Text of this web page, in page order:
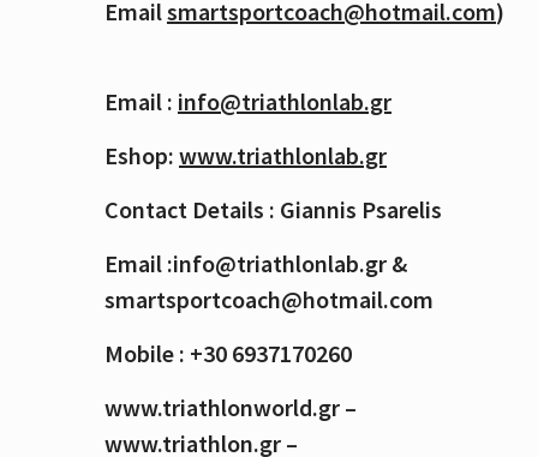
Emailsmartsportcoach@hotmail.com)
Email : info@triathlonlab.gr
Eshop: www.triathlonlab.gr
Contact Details : Giannis Psarelis
Email :info@triathlonlab.gr &
smartsportcoach@hotmail.com
Mobile : +30 6937170260
www.triathlonworld.gr –
www.triathlon.gr –